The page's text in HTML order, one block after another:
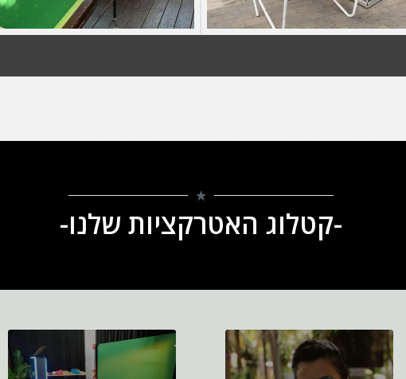
-קטלוג האטרקציות שלנו-